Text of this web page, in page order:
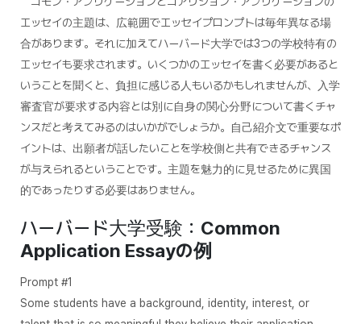
エッセイの主題は、広範囲でエッセイプロンプトは毎年異なる場
合があります。それに加えてハーバード大学では3つの学校特有の
エッセイも要求されます。いくつかのエッセイを書く必要があると
いうことを聞くと、負担に感じる人もいるかもしれませんが、入学
審査官が要求する内容とは別に自身の関心分野について書くチャ
ンスだと考えてみるのはいかがでしょうか。自己紹介文で重要なポ
イントは、出願者が話したいことを学校側と共有できるチャンス
が与えられるということです。主題を魅力的に見せるために異国
的であったりする必要はありません。
ハーバード大学受験： Common
Application Essayの例
Prompt #1
Some students have a background, identity, interest, or